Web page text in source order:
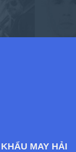
MAY HẢI